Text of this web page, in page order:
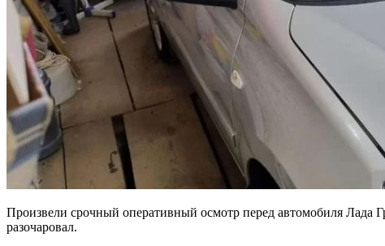
Произвели срочный оперативный осмотр перед автомобиля Лада
разочаровал.